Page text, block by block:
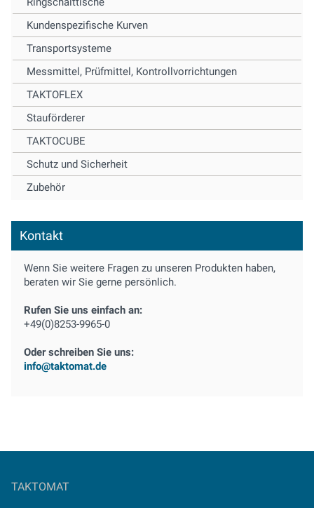
Kundenspezifische Kurven
Transportsysteme
Messmittel, Prüfmittel, Kontrollvorrichtungen
TAKTOFLEX
Stauförderer
TAKTOCUBE
Schutz und Sicherheit
Zubehör
Kontakt
Wenn Sie weitere Fragen zu unseren Produkten haben,
beraten wir Sie gerne persönlich.
Rufen Sie uns einfach an:
+49(0)8253-9965-0
Oder schreiben Sie uns:
info@taktomat.de
TAKTOMAT